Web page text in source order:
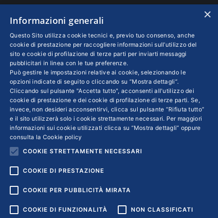
INFO LEGALI
Colophon editoriali
Disclaimer
Privacy
Coordinate Bancarie
×
Informazioni generali
Questo Sito utilizza cookie tecnici e, previo tuo consenso, anche
cookie di prestazione per raccogliere informazioni sull’utilizzo del
sito e cookie di profilazione di terze parti per inviarti messaggi
pubblicitari in linea con le tue preferenze.
Può gestire le impostazioni relative ai cookie, selezionando le
opzioni indicate di seguito o cliccando su “Mostra dettagli”.
Cliccando sul pulsante "Accetta tutto", acconsenti all'utilizzo dei
cookie di prestazione e dei cookie di profilazione di terze parti. Se,
invece, non desideri acconsentirvi, clicca sul pulsante “Rifiuta tutto”
e il sito utilizzerà solo i cookie strettamente necessari. Per maggiori
informazioni sui cookie utilizzati clicca su “Mostra dettagli” oppure
consulta la Cookie policy
COOKIE STRETTAMENTE NECESSARI
COOKIE DI PRESTAZIONE
COOKIE PER PUBBLICITÀ MIRATA
COOKIE DI FUNZIONALITÀ NON CLASSIFICATI